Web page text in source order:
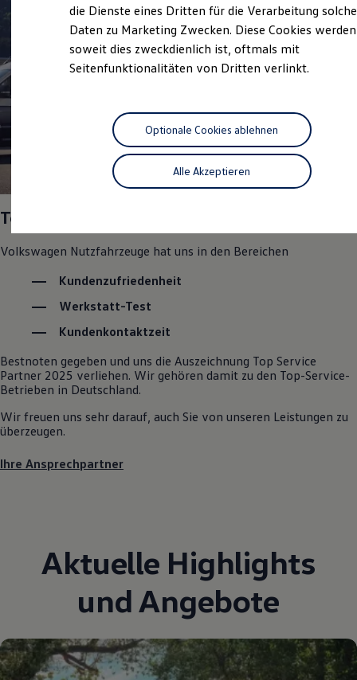
myVolkswagen Business
Elektrisch & Autonom
Elektro - & Hybridfahrzeuge
Klimafreundlicher Strom
Ladezeitensimulator
Ladelösungen für Privatkunden
Ladelösungen für Gewerbekunden
Wallbox und Ladekabel
Bidirektionales Laden
Förderung & Kosten der Elektrofahrzeuge
Kostensimulator
Autonomes Fahren
Mehr zum ID. Buzz
Online Beratung
California Welt
California Club
Vanlife
Routen & Reisen
California Reisen & Erlebnisse
California App
Übernachten im California
Marke
Karriere
Karriere im Unternehmen
Events
Rückblick VW Bus Festival 2023
75 Jahre Bulli Jubiläum
Bulli Magazin
Fahrzeugabholung ab Werk
Top Service Partner 2025
Volkswagen Nutzfahrzeuge hat uns in den Bereichen
Kundenzufriedenheit
Werkstatt-Test
Kundenkontaktzeit
Bestnoten gegeben und uns die Auszeichnung Top Service
Partner 2025 verliehen. Wir gehören damit zu den Top-Service-
Betrieben in Deutschland.
Wir freuen uns sehr darauf, auch Sie von unseren Leistungen zu
überzeugen.
Ihre Ansprechpartner
Aktuelle Highlights
und Angebote
die Dienste eines Dritten für die Verarbeitung
Daten zu Marketing Zwecken. Diese Cookies
soweit dies zweckdienlich ist, oftmals mit
Seitenfunktionalitäten von Dritten verlinkt.
Alle Akzeptieren
Optionale Cookies ablehnen